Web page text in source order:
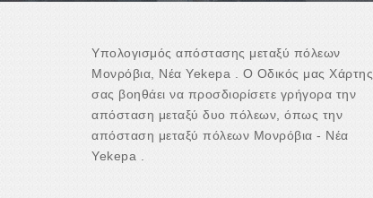
Υπολογισμός απόστασης μεταξύ πόλεων
Μονρόβια, Νέα Yekepa . Ο Οδικός μας Χάρτης
σας βοηθάει να προσδιορίσετε γρήγορα την
απόσταση μεταξύ δυο πόλεων, όπως την
απόσταση μεταξύ πόλεων Μονρόβια - Νέα
Yekepa .